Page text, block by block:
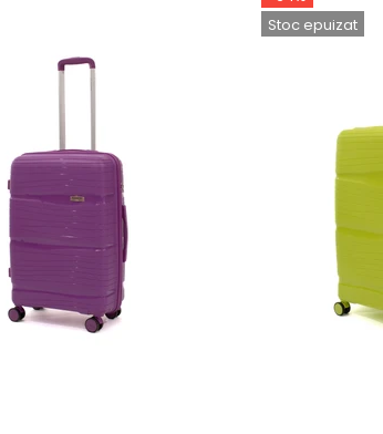
Stoc epuizat